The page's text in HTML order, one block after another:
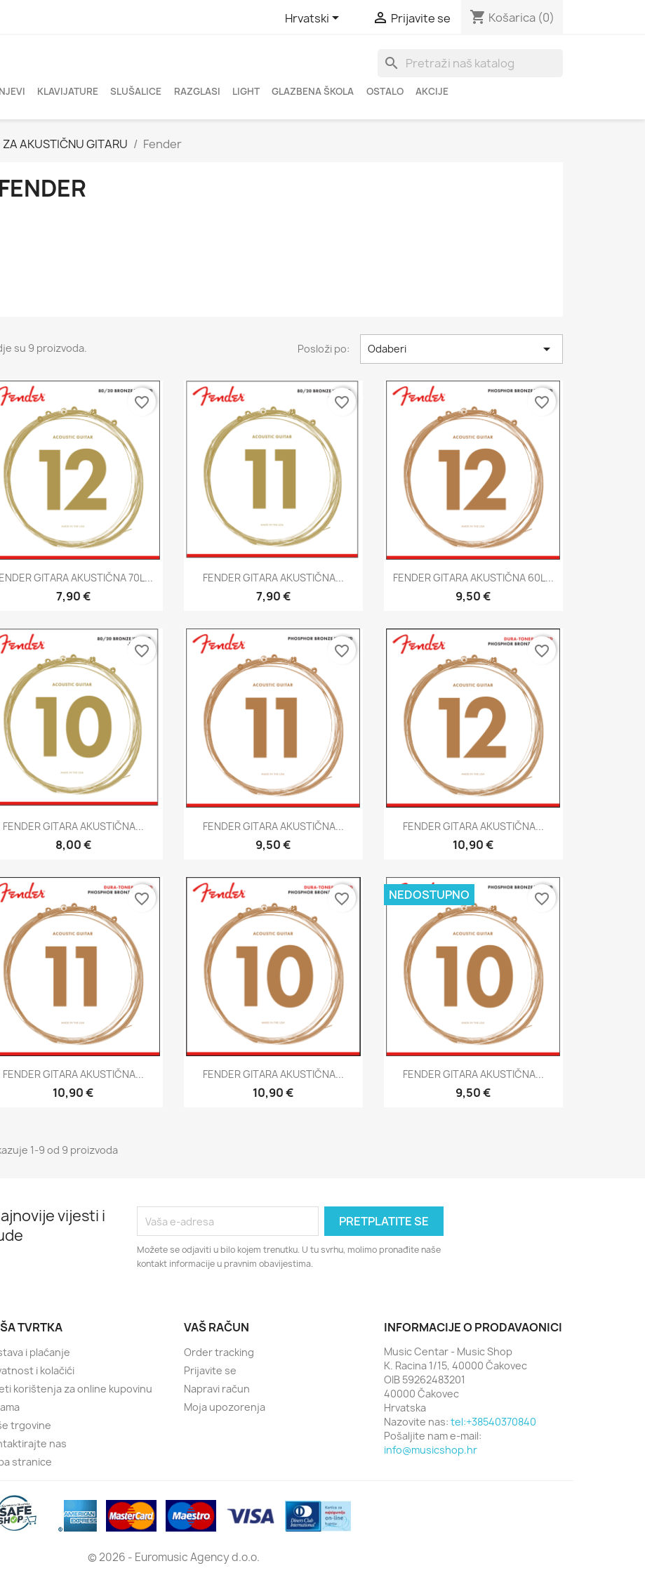
Hrvatski  Prijavite se shopping_cart Košarica (0)
search
KLAVIJATURE SLUŠALICE RAZGLASI LIGHT GLAZBENA ŠKOLA OSTALO AKCIJE
ZA AKUSTIČNU GITARU Fender
FENDER
su 9 proizvoda. Posloži po: Odaberi 
Brzi pregled
GITARA AKUSTIČNA 70L...
7,90 €
favorite_border
Brzi pregled
FENDER GITARA AKUSTIČNA...
7,90 €
favorite_border
Brzi pregled
FENDER GITARA AKUSTIČNA 60L...
9,50 €
favorite_border
Brzi pregled
FENDER GITARA AKUSTIČNA...
8,00 €
favorite_border
Brzi pregled
FENDER GITARA AKUSTIČNA...
9,50 €
favorite_border
Brzi pregled
FENDER GITARA AKUSTIČNA...
10,90 €
favorite_border
Brzi pregled
FENDER GITARA AKUSTIČNA...
10,90 €
favorite_border
Brzi pregled
FENDER GITARA AKUSTIČNA...
10,90 €
favorite_border
Brzi pregled
FENDER GITARA AKUSTIČNA...
9,50 €
NEDOSTUPNO favorite_border
1-9 od 9 proizvoda
vijesti i
Možete se odjaviti u bilo kojem trenutku. U tu svrhu, molimo pronađite naše
kontakt informacije u pravnim obavijestima.
TVRTKA
i plaćanje
i kolačići
korištenja za online kupovinu
trgovine
nas
stranice
VAŠ RAČUN
Order tracking
Prijavite se
Napravi račun
Moja upozorenja
INFORMACIJE O PRODAVAONICI
Music Centar - Music Shop
K. Racina 1/15, 40000 Čakovec
OIB 59262483201
40000 Čakovec
Hrvatska
Nazovite nas: tel:+38540370840
Pošaljite nam e-mail:
info@musicshop.hr
© 2026 - Euromusic Agency d.o.o.